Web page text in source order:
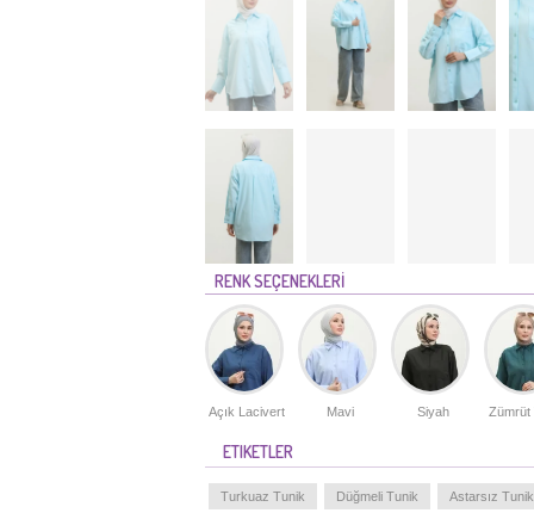
RENK SEÇENEKLERİ
Açık Lacivert Mavi Siyah Zümrüt
ETIKETLER
Turkuaz Tunik Düğmeli Tunik Astarsız Tunik